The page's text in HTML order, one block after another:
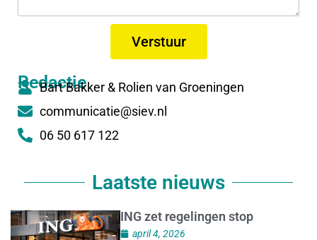
Verstuur
Redactie
Bart Bakker & Rolien van Groeningen
communicatie@siev.nl
06 50 617 122
Laatste nieuws
ING zet regelingen stop
april 4, 2026